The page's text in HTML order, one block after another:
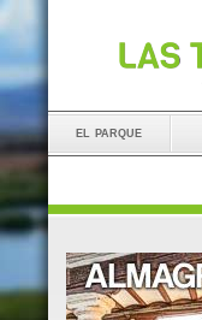
el parque